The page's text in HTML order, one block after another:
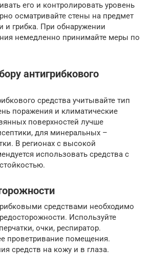
его и контролировать уровень
осматривайте стены на предмет
и грибка. При обнаружении
немедленно принимайте меры по
антигрибкового
средства учитывайте тип
поражения и климатические
поверхностей лучше
для минеральных –
В регионах с высокой
использовать средства с
средствами необходимо
Используйте
очки, респиратор.
проветривание помещения.
средств на кожу и в глаза.